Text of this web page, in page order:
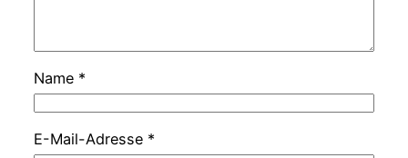
Name *
E-Mail-Adresse *